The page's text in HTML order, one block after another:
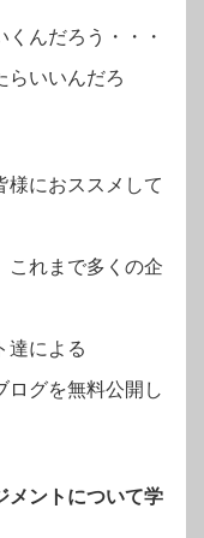
んだろう・・・
らいいんだろ
様におススメして
これまで多くの企
達による
ログを無料公開し
メントについて学